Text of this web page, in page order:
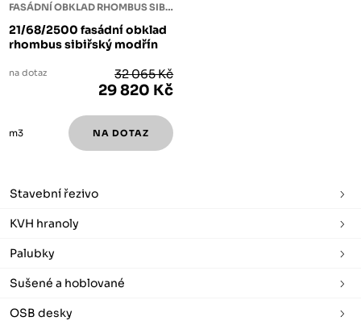
FASÁDNÍ OBKLAD RHOMBUS SIBIŘSKÝ MODŘÍN
21/68/2500 fasádní obklad
rhombus sibiřský modřín
na dotaz 32 065 Kč
29 820 Kč
m3
Stavební řezivo
KVH hranoly
Palubky
Sušené a hoblované
OSB desky